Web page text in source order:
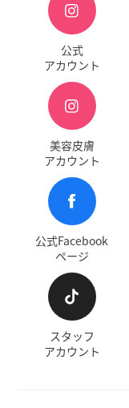
公式
アカウント
美容皮膚
アカウント
公式Facebook
ページ
スタッフ
アカウント